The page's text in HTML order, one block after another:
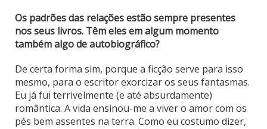
Os padrões das relações estão sempre presentes
nos seus livros. Têm eles em algum momento
também algo de autobiográfico?
De certa forma sim, porque a ficção serve para isso
mesmo, para o escritor exorcizar os seus fantasmas.
Eu já fui terrivelmente (e até absurdamente)
romântica. A vida ensinou-me a viver o amor com os
pés bem assentes na terra. Como eu costumo dizer,